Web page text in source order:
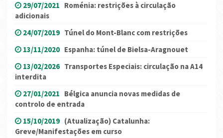
29/07/2021 Roménia: restrições à circulação
adicionais
24/07/2019 Túnel do Mont-Blanc com restrições
13/11/2020 Espanha: túnel de Bielsa-Aragnouet
13/02/2026 Transportes Especiais: circulação na A14
interdita
27/01/2021 Bélgica anuncia novas medidas de
controlo de entrada
15/10/2019 (Atualização) Catalunha:
Greve/Manifestações em curso